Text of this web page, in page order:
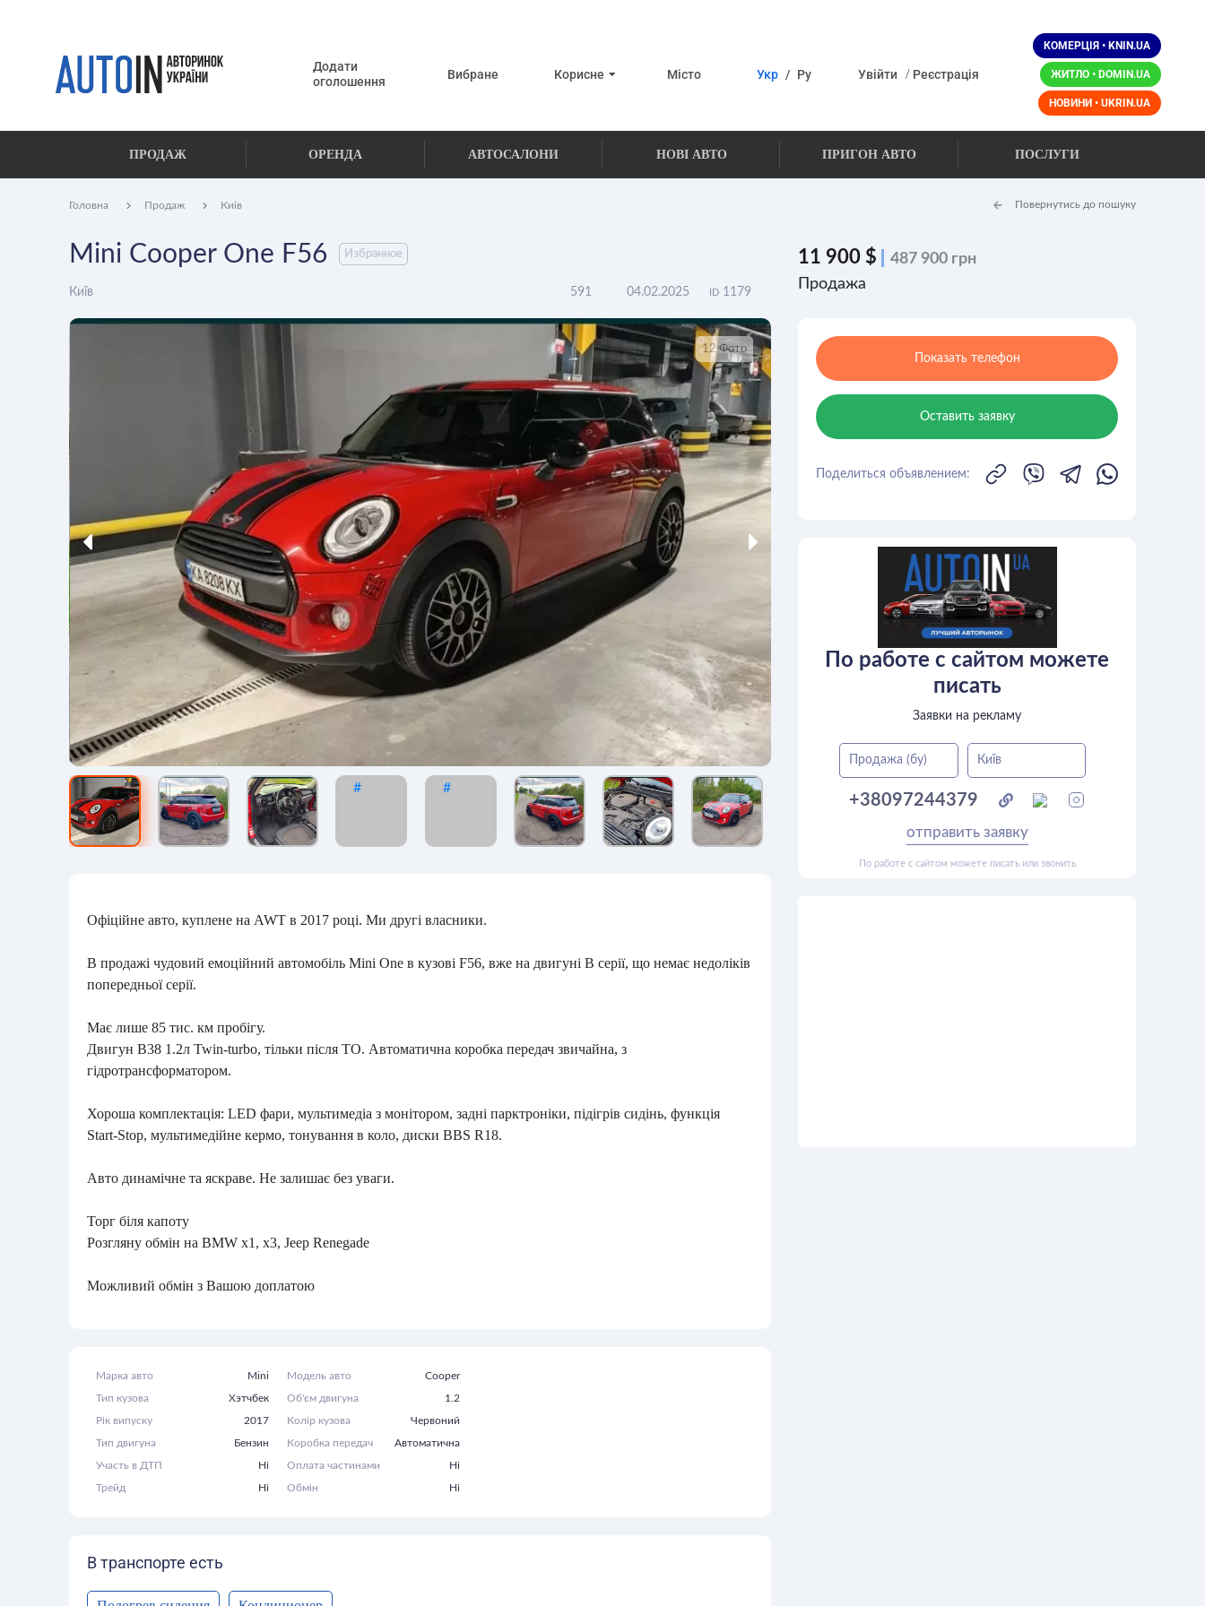
Додати
оголошення
Вибране Корисне Місто Укр / Ру Увійти / Реєстрація
КОМЕРЦІЯ • KNIN.UA
ЖИТЛО • DOMIN.UA
НОВИНИ • UKRIN.UA
ПРОДАЖ ОРЕНДА АВТОСАЛОНИ НОВІ АВТО ПРИГОН АВТО ПОСЛУГИ
Головна Продаж Київ Повернутись до пошуку
Mini Cooper One F56 Избранное
Київ 591 04.02.2025 ID 1179
11 900 $ 487 900 грн
Продажа
12 Фото
Офіційне авто, куплене на AWT в 2017 році. Ми другі власники.
В продажі чудовий емоційний автомобіль Mini One в кузові F56, вже на двигуні В серії, що немає недоліків
попередньої серії.
Має лише 85 тис. км пробігу.
Двигун B38 1.2л Twin-turbo, тільки після ТО. Автоматична коробка передач звичайна, з
гідротрансформатором.
Хороша комплектація: LED фари, мультимедіа з монітором, задні парктроніки, підігрів сидінь, функція
Start-Stop, мультимедійне кермо, тонування в коло, диски BBS R18.
Авто динамічне та яскраве. Не залишає без уваги.
Торг біля капоту
Розгляну обмін на BMW x1, x3, Jeep Renegade
Можливий обмін з Вашою доплатою
Марка авто Mini Модель авто Cooper
Тип кузова Хэтчбек Об'єм двигуна 1.2
Рік випуску 2017 Колір кузова Червоний
Тип двигуна Бензин Коробка передач Автоматична
Участь в ДТП Ні Оплата частинами Ні
Трейд Ні Обмін Ні
В транспорте есть
Показать телефон
Оставить заявку
Поделиться объявлением:
По работе с сайтом можете
писать
Заявки на рекламу
Продажа (бу) Київ
+38097244379
отправить заявку
По работе с сайтом можете писать или звонить